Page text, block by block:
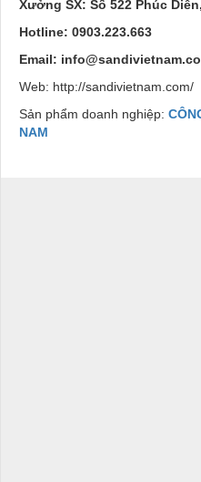
Xưởng SX: Số 522 Phúc
Hotline: 0903.223.663
Email:
Web: http://sandivietnam.com/
Sản phẩm doanh nghiệp:
NAM